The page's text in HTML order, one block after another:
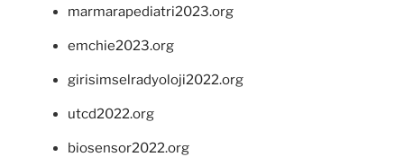
marmarapediatri2023.org
emchie2023.org
girisimselradyoloji2022.org
utcd2022.org
biosensor2022.org